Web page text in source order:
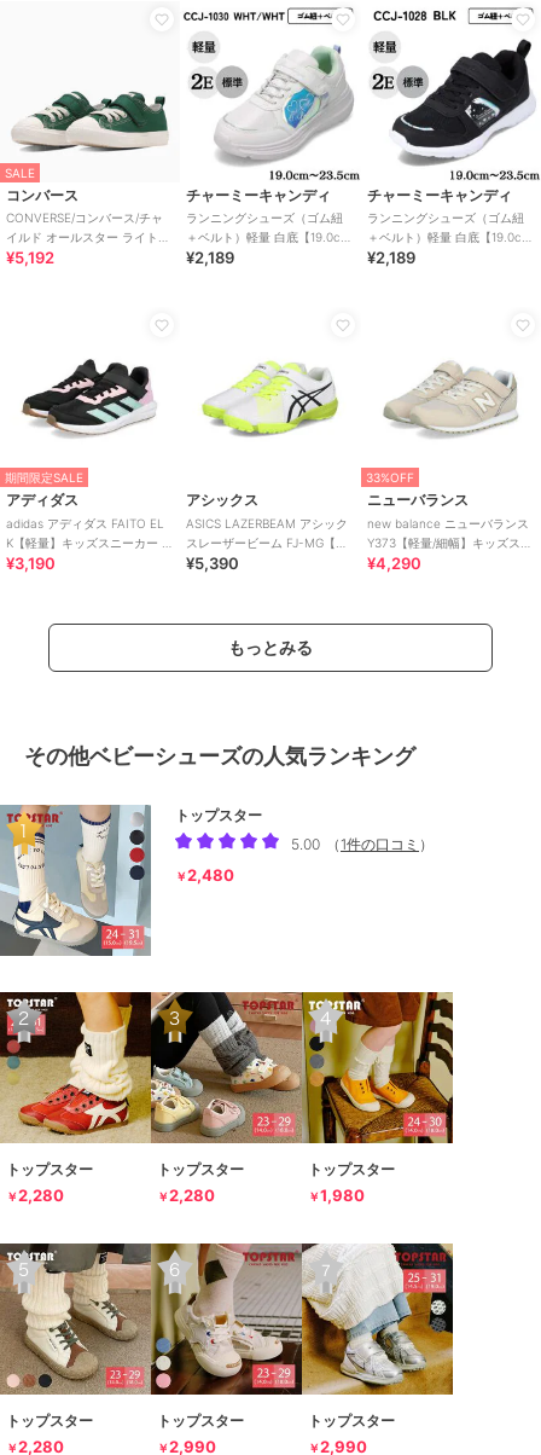
SALE
コンバース
CONVERSE/コンバース/チャ
イルド オールスター ライト
V-1 OX
¥5,192
チャーミーキャンディ
ランニングシューズ（ゴム紐
＋ベルト）軽量 白底【19.0cm
～23.5cm】
¥2,189
チャーミーキャンディ
ランニングシューズ（ゴム紐
＋ベルト）軽量 白底【19.0cm
～23.5cm】
¥2,189
期間限定SALE
アディダス
adidas アディダス FAITO EL
K【軽量】キッズスニーカー 運
動会 子供靴 ストラップ
¥3,190
アシックス
ASICS LAZERBEAM アシック
スレーザービーム FJ-MG【軽
量】サッカーテイストモデル
¥5,390
33%OFF
ニューバランス
new balance ニューバランス
Y373【軽量/細幅】キッズスニ
ーカー 子供靴
¥4,290
もっとみる
その他ベビーシューズの人気ランキング
トップスター
5.00
（ 1件の口コミ ）
￥2,480
トップスター
￥2,280
トップスター
￥2,280
トップスター
￥1,980
トップスター
￥2,280
トップスター
￥2,990
トップスター
￥2,990